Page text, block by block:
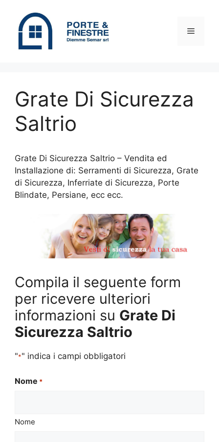
contenuto
Menu
Grate Di Sicurezza
Saltrio
Grate Di Sicurezza Saltrio – Vendita ed
Installazione di: Serramenti di Sicurezza, Grate
di Sicurezza, Inferriate di Sicurezza, Porte
Blindate, Persiane, ecc ecc.
Compila il seguente form
per ricevere ulteriori
informazioni su Grate Di
Sicurezza Saltrio
"*" indica i campi obbligatori
Nome *
Nome